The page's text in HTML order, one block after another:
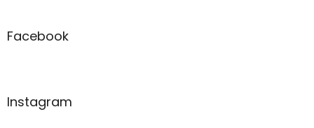
aFacebook
Instagram